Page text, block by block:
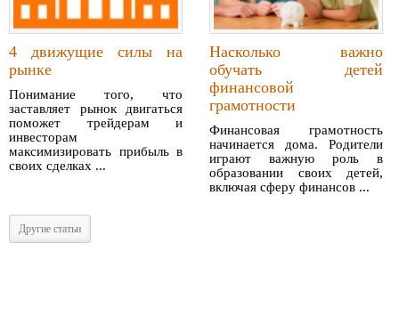
4 движущие силы на
рынке
Понимание того, что
заставляет рынок двигаться
поможет трейдерам и
инвесторам
максимизировать прибыль в
своих сделках ...
Насколько важно
обучать детей
финансовой
грамотности
Финансовая грамотность
начинается дома. Родители
играют важную роль в
образовании своих детей,
включая сферу финансов ...
Другие статьи